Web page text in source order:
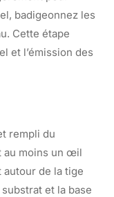
badigeonnez les
Cette étape
et l’émission des
rempli du
au moins un œil
autour de la tige
et la base